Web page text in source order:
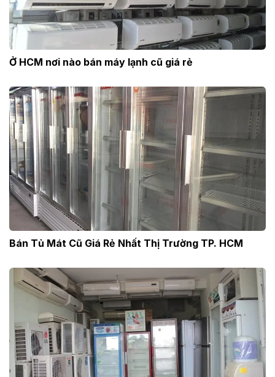
Ở HCM nơi nào bán máy lạnh cũ giá rẻ
Bán Tủ Mát Cũ Giá Rẻ Nhất Thị Trường TP. HCM